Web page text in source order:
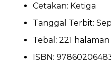
Cetakan: Ketiga
Tanggal Terbit:
Tebal: 221 halaman
ISBN: